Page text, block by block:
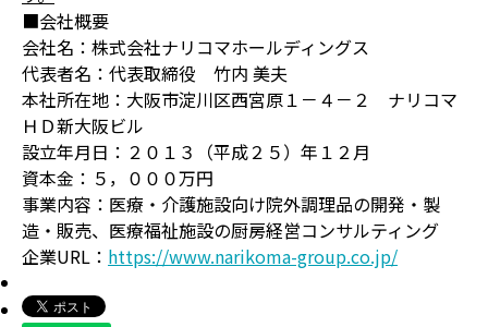
■会社概要
会社名：株式会社ナリコマホールディングス
代表者名：代表取締役 竹内 美夫
本社所在地：大阪市淀川区西宮原１－４－２ ナリコマ
ＨＤ新大阪ビル
設立年月日：２０１３（平成２５）年１２月
資本金：５，０００万円
事業内容：医療・介護施設向け院外調理品の開発・製
造・販売、医療福祉施設の厨房経営コンサルティング
企業URL： https://www.narikoma-group.co.jp/